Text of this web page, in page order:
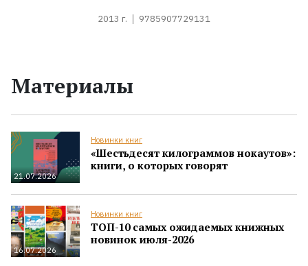
2013 г. 9785907729131
Материалы
21.07.2026
Новинки книг
«Шестьдесят килограммов нокаутов»:
книги, о которых говорят
16.07.2026
Новинки книг
ТОП-10 самых ожидаемых книжных
новинок июля-2026